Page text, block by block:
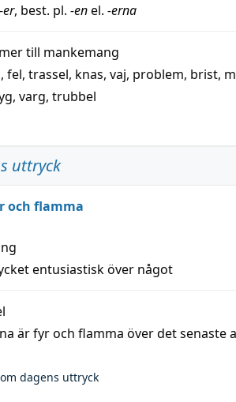
-er, best. pl. -enel. -erna
till mankemang
, fel, trassel, knas, vaj, problem, brist,
, varg, trubbel
uttryck
och flamma
entusiastisk över något
är fyr och flamma över det senaste
dagens uttryck